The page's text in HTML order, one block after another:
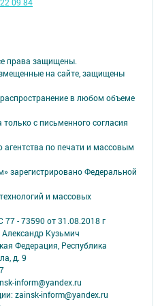
права защищены.
на сайте, защищены
в любом объеме
с письменного согласия
агентства по печати и массовым
зарегистрировано Федеральной
и массовых
- 73590 от 31.08.2018 г
Кузьмич
Федерация, Республика
д. 9
inform@yandex.ru
zainsk-inform@yandex.ru
09 84